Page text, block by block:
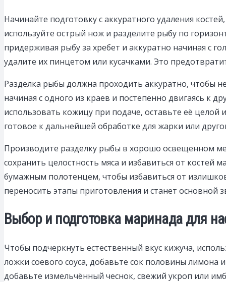
Начинайте подготовку с аккуратного удаления
используйте острый нож и разделите рыбу по
придерживая рыбу за хребет и аккуратно начиная с
удалите их пинцетом или кусачками. Это
Разделка рыбы должна проходить аккуратно, чтобы
начиная с одного из краев и постепенно двигаясь к
использовать кожицу при подаче, оставьте её целой
готовое к дальнейшей обработке для жарки или
Производите разделку рыбы в хорошо освещенном
сохранить целостность мяса и избавиться от
бумажным полотенцем, чтобы избавиться от
переносить этапы приготовления и станет основной
Выбор и подготовка маринада для
Чтобы подчеркнуть естественный вкус кижуча,
ложки соевого соуса, добавьте сок половины
добавьте измельчённый чеснок, свежий укроп или